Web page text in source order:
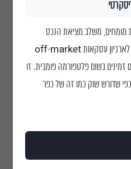
מומחים, משלב מציאת הנכס
הנסתר ועד החתימה הסופית. הגישה לארכיון עסקאות off-market
בשום פלטפורמה פומבית. זו
שדורש שוק כמו זה של כפר